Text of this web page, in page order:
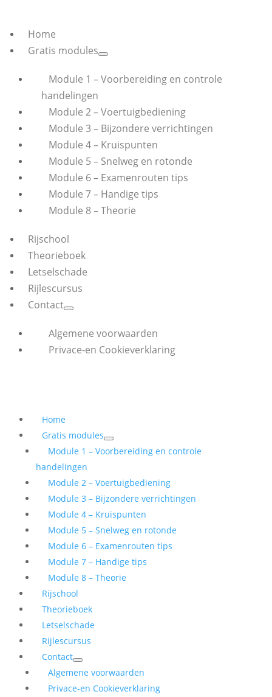
Home
Gratis modules
Module 1 – Voorbereiding en controle
handelingen
Module 2 – Voertuigbediening
Module 3 – Bijzondere verrichtingen
Module 4 – Kruispunten
Module 5 – Snelweg en rotonde
Module 6 – Examenrouten tips
Module 7 – Handige tips
Module 8 – Theorie
Rijschool
Theorieboek
Letselschade
Rijlescursus
Contact
Algemene voorwaarden
Privace-en Cookieverklaring
Home
Gratis modules
Module 1 – Voorbereiding en controle
handelingen
Module 2 – Voertuigbediening
Module 3 – Bijzondere verrichtingen
Module 4 – Kruispunten
Module 5 – Snelweg en rotonde
Module 6 – Examenrouten tips
Module 7 – Handige tips
Module 8 – Theorie
Rijschool
Theorieboek
Letselschade
Rijlescursus
Contact
Algemene voorwaarden
Privace-en Cookieverklaring